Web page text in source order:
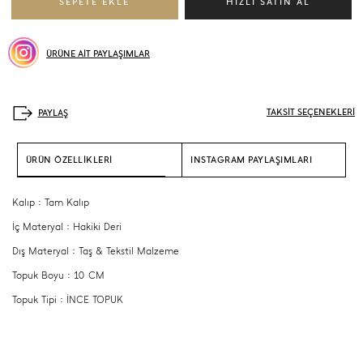
ÜRÜNE AİT PAYLAŞIMLAR
TAKSİT SEÇENEKLERİ
ÜRÜN ÖZELLİKLERİ INSTAGRAM PAYLAŞIMLARI
Kalıp : Tam Kalıp
İç Materyal : Hakiki Deri
Dış Materyal : Taş & Tekstil Malzeme
Topuk Boyu : 10 CM
Topuk Tipi : İNCE TOPUK